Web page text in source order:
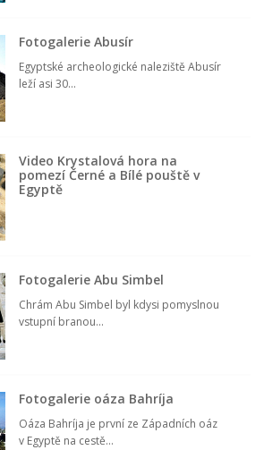
Fotogalerie Abusír
Egyptské archeologické naleziště Abusír
leží asi 30...
Video Krystalová hora na
pomezí Černé a Bílé pouště v
Egyptě
Fotogalerie Abu Simbel
Chrám Abu Simbel byl kdysi pomyslnou
vstupní branou...
Fotogalerie oáza Bahríja
Oáza Bahríja je první ze Západních oáz
v Egyptě na cestě...